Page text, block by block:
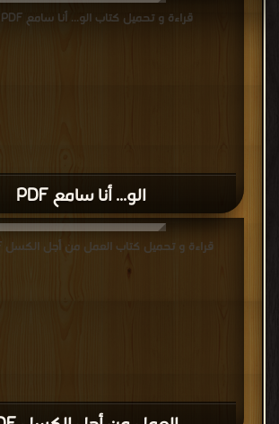
الو... أنا سامع PDF
قراءة و تحميل كتاب الو... أنا سامع PDF مجانا
قراءة و تحميل كتاب العمل من أجل الكسل PDF مجانا